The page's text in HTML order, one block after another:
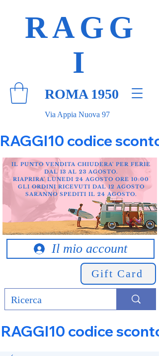
Via Appia Nuova 97
RAGG
I
ROMA 1950
RAGGI10 codice
Il mio account
Gift Card
IL PUNTO VENDITA CHIUDERA' PER FERIE
DAL 13 AL 23 AGOSTO.
RIAPRIRA' LUNEDI 24 AGOSTO ORE 10:00
GLI ORDINI RICEVUTI DAL 12 AGOSTO
SARANNO SPEDITI IL 24 AGOSTO.
RAGGI10 codice